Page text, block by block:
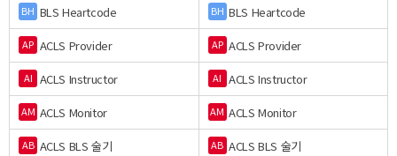
BH BLS Heartcode BH BLS Heartcode
AP ACLS Provider AP ACLS Provider
AI ACLS Instructor AI ACLS Instructor
AM ACLS Monitor AM ACLS Monitor
AB ACLS BLS 술기 AB ACLS BLS 술기